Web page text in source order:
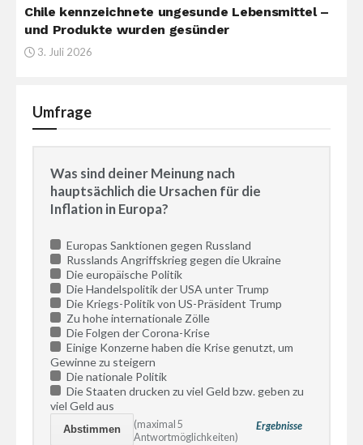
Chile kennzeichnete ungesunde Lebensmittel –
und Produkte wurden gesünder
3. Juli 2026
Umfrage
Was sind deiner Meinung nach
hauptsächlich die Ursachen für die
Inflation in Europa?
Europas Sanktionen gegen Russland
Russlands Angriffskrieg gegen die Ukraine
Die europäische Politik
Die Handelspolitik der USA unter Trump
Die Kriegs-Politik von US-Präsident Trump
Zu hohe internationale Zölle
Die Folgen der Corona-Krise
Einige Konzerne haben die Krise genutzt, um
Gewinne zu steigern
Die nationale Politik
Die Staaten drucken zu viel Geld bzw. geben zu
viel Geld aus
Ergebnisse
(maximal 5
Antwortmöglichkeiten)